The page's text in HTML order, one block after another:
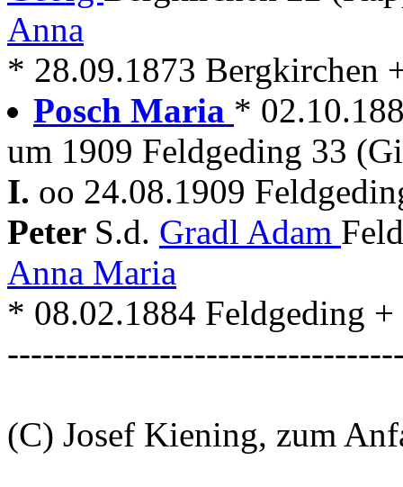
Anna
* 28.09.1873 Bergkirchen
Posch Maria *
um 1909 Feldgeding 33
I. oo 24.08.1909
Peter S.d. Gradl Adam
Anna Maria
* 08.02.1884 Feldgeding
(C) Josef Kiening, zum